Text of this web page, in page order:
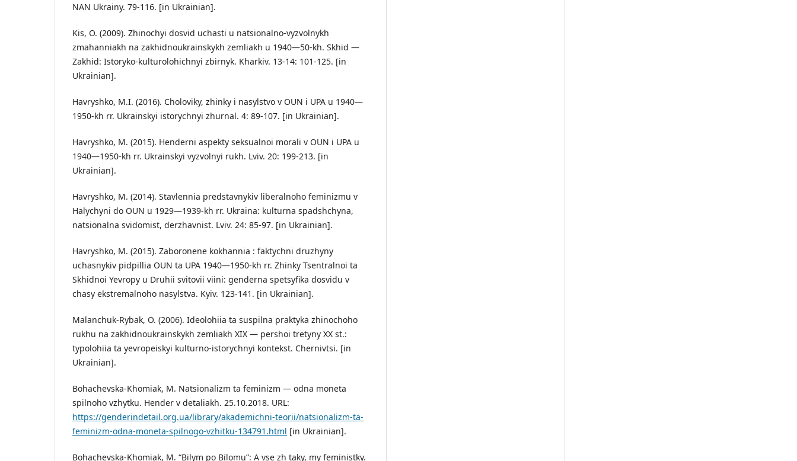
NAN Ukrainy. 79-116. [in Ukrainian].
Kis, O. (2009). Zhinochyi dosvid uchasti u natsionalno-vyzvolnykh
zmahanniakh na zakhidnoukrainskykh zemliakh u 1940—50-kh. Skhid —
Zakhid: Istoryko-kulturolohichnyi zbirnyk. Kharkiv. 13-14: 101-125. [in
Ukrainian].
Havryshko, M.I. (2016). Choloviky, zhinky i nasylstvo v OUN i UPA u 1940—
1950-kh rr. Ukrainskyi istorychnyi zhurnal. 4: 89-107. [in Ukrainian].
Havryshko, M. (2015). Henderni aspekty seksualnoi morali v OUN i UPA u
1940—1950-kh rr. Ukrainskyi vyzvolnyi rukh. Lviv. 20: 199-213. [in
Ukrainian].
Havryshko, M. (2014). Stavlennia predstavnykiv liberalnoho feminizmu v
Halychyni do OUN u 1929—1939-kh rr. Ukraina: kulturna spadshchyna,
natsionalna svidomist, derzhavnist. Lviv. 24: 85-97. [in Ukrainian].
Havryshko, M. (2015). Zaboronene kokhannia : faktychni druzhyny
uchasnykiv pidpillia OUN ta UPA 1940—1950-kh rr. Zhinky Tsentralnoi ta
Skhidnoi Yevropy u Druhii svitovii viini: genderna spetsyfika dosvidu v
chasy ekstremalnoho nasylstva. Kyiv. 123-141. [in Ukrainian].
Malanchuk-Rybak, O. (2006). Ideolohiia ta suspilna praktyka zhinochoho
rukhu na zakhidnoukrainskykh zemliakh XIX — pershoi tretyny XX st.:
typolohiia ta yevropeiskyi kulturno-istorychnyi kontekst. Chernivtsi. [in
Ukrainian].
Bohachevska-Khomiak, M. Natsionalizm ta feminizm — odna moneta
spilnoho vzhytku. Hender v detaliakh. 25.10.2018. URL:
https://genderindetail.org.ua/library/akademichni-teorii/natsionalizm-ta-
feminizm-odna-moneta-spilnogo-vzhitku-134791.html [in Ukrainian].
Bohachevska-Khomiak, M. “Bilym po Bilomu”: A vse zh taky, my feministky.